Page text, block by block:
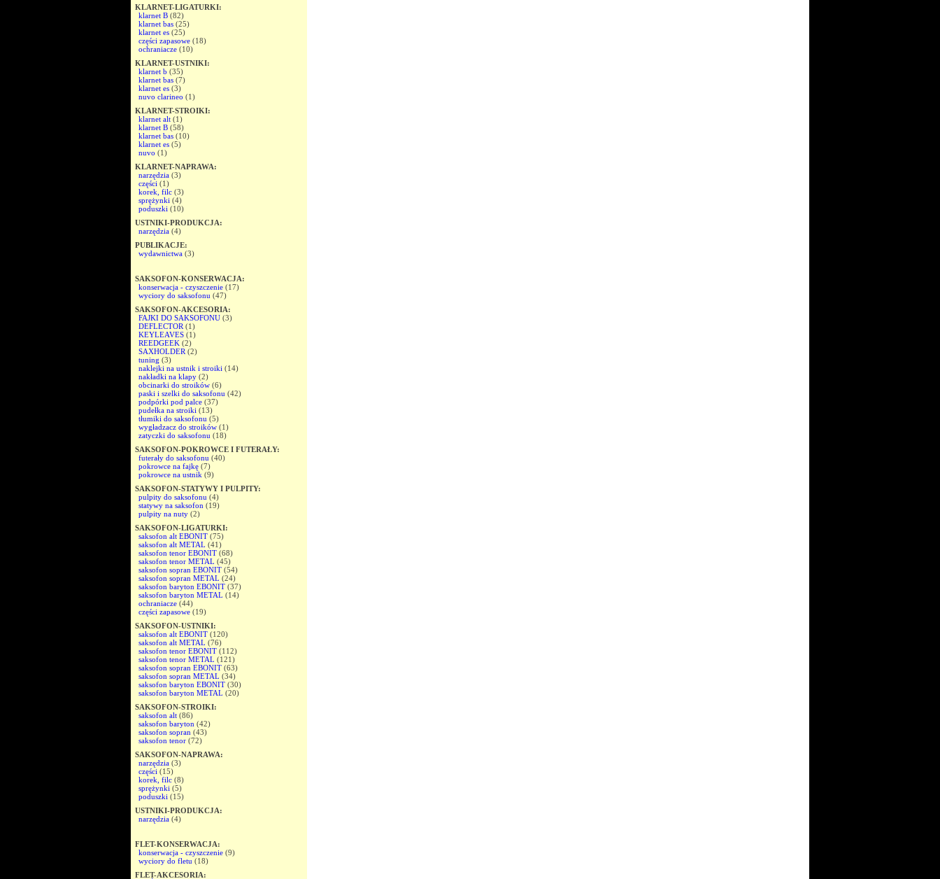
KLARNET-LIGATURKI:
klarnet B (82)
klarnet bas (25)
klarnet es (25)
części zapasowe (18)
ochraniacze (10)
KLARNET-USTNIKI:
klarnet b (35)
klarnet bas (7)
klarnet es (3)
nuvo clarineo (1)
KLARNET-STROIKI:
klarnet alt (1)
klarnet B (58)
klarnet bas (10)
klarnet es (5)
nuvo (1)
KLARNET-NAPRAWA:
narzędzia (3)
części (1)
korek, filc (3)
sprężynki (4)
poduszki (10)
USTNIKI-PRODUKCJA:
narzędzia (4)
PUBLIKACJE:
wydawnictwa (3)
SAKSOFON-KONSERWACJA:
konserwacja - czyszczenie (17)
wyciory do saksofonu (47)
SAKSOFON-AKCESORIA:
FAJKI DO SAKSOFONU (3)
DEFLECTOR (1)
KEYLEAVES (1)
REEDGEEK (2)
SAXHOLDER (2)
tuning (3)
naklejki na ustnik i stroiki (14)
nakładki na klapy (2)
obcinarki do stroików (6)
paski i szelki do saksofonu (42)
podpórki pod palce (37)
pudełka na stroiki (13)
tłumiki do saksofonu (5)
wygładzacz do stroików (1)
zatyczki do saksofonu (18)
SAKSOFON-POKROWCE I FUTERAŁY:
futerały do saksofonu (40)
pokrowce na fajkę (7)
pokrowce na ustnik (9)
SAKSOFON-STATYWY I PULPITY:
pulpity do saksofonu (4)
statywy na saksofon (19)
pulpity na nuty (2)
SAKSOFON-LIGATURKI:
saksofon alt EBONIT (75)
saksofon alt METAL (41)
saksofon tenor EBONIT (68)
saksofon tenor METAL (45)
saksofon sopran EBONIT (54)
saksofon sopran METAL (24)
saksofon baryton EBONIT (37)
saksofon baryton METAL (14)
ochraniacze (44)
części zapasowe (19)
SAKSOFON-USTNIKI:
saksofon alt EBONIT (120)
saksofon alt METAL (76)
saksofon tenor EBONIT (112)
saksofon tenor METAL (121)
saksofon sopran EBONIT (63)
saksofon sopran METAL (34)
saksofon baryton EBONIT (30)
saksofon baryton METAL (20)
SAKSOFON-STROIKI:
saksofon alt (86)
saksofon baryton (42)
saksofon sopran (43)
saksofon tenor (72)
SAKSOFON-NAPRAWA:
narzędzia (3)
części (15)
korek, filc (8)
sprężynki (5)
poduszki (15)
USTNIKI-PRODUKCJA:
narzędzia (4)
FLET-KONSERWACJA:
konserwacja - czyszczenie (9)
wyciory do fletu (18)
FLET-AKCESORIA: